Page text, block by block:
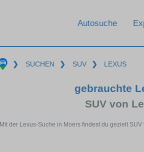
Autosuche
❯ SUCHEN ❯ SUV ❯ LEXUS
gebrauchte
SUV von
Mit der Lexus-Suche in Moers findest du gezielt